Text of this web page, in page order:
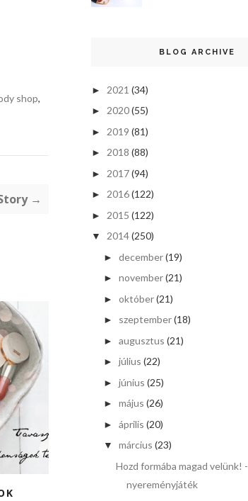
shop,
→
BLOG ARCHIVE
► 2021 (34)
► 2020(55)
► 2019 (81)
► 2018 (88)
► 2017(94)
► 2016(122)
► 2015 (122)
▼ 2014(250)
► december(19)
► november(21)
► október(21)
► szeptember(18)
► augusztus (21)
► július (22)
► június (25)
► május (26)
► április (20)
▼ március (23)
Hozd formába magad velünk! -
nyereményjáték